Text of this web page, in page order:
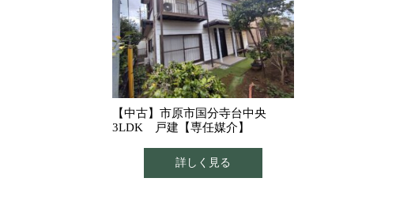
【中古】市原市国分寺台中央
3LDK 戸建【専任媒介】
詳しく見る